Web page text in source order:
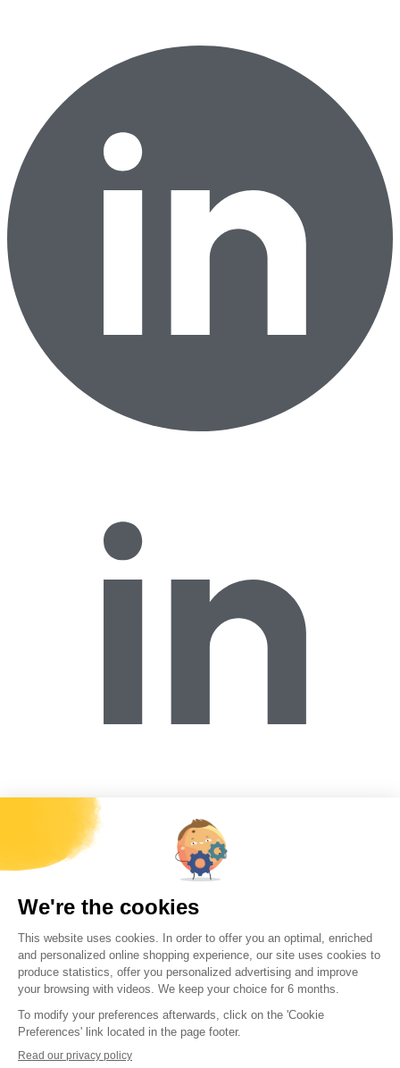
Forécreu S.A.S
Z.I. de la Brande
Nous rejoindre Contactez-nous Centre de téléchargement
Accès rapides
Stock Monde Stock US Simulateur de faisabilité CGV
Tous les mois, receveztoutes les actualités Forécreu